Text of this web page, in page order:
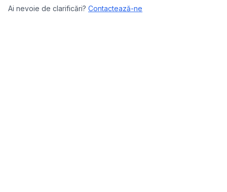
Ai nevoie de clarificări? Contactează-ne